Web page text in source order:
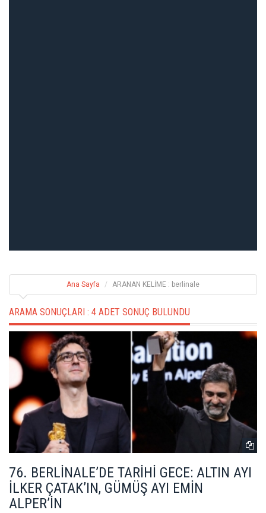
Ana Sayfa ARANAN KELİME : berlinale
ARAMA SONUÇLARI : 4 ADET SONUÇ BULUNDU
76. BERLİNALE’DE TARİHİ GECE: ALTIN AYI
İLKER ÇATAK’IN, GÜMÜŞ AYI EMİN
ALPER’İN